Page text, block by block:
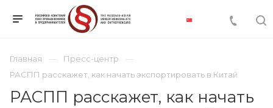
Главная
Пресс-центр
РАСПП расскажет, как начать экспортировать в Китай
РАСПП расскажет, как начать